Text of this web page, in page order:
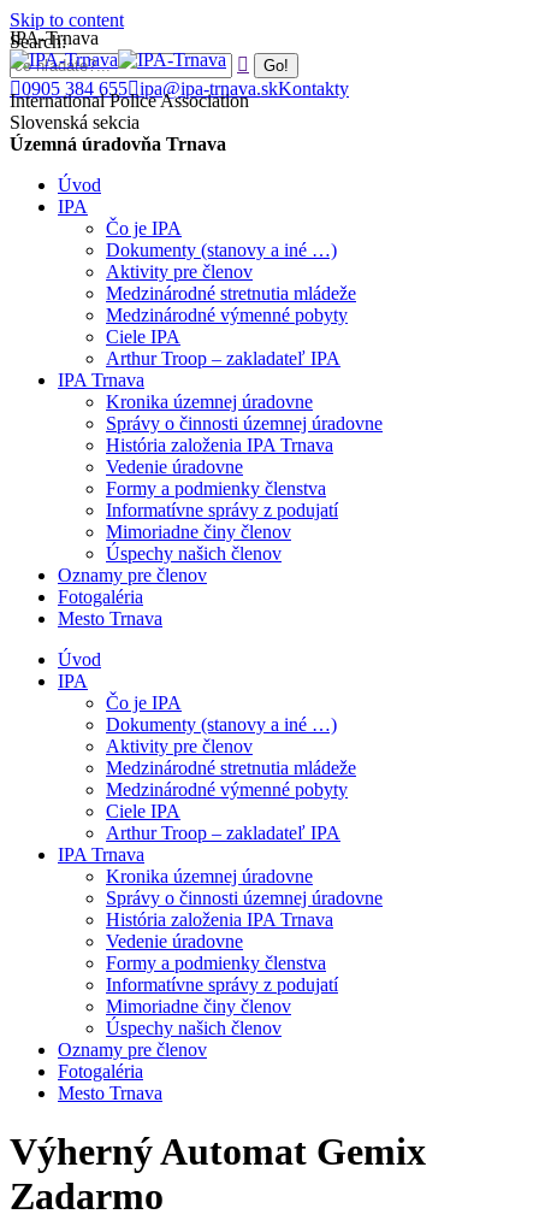
Skip to content
Search:
0905 384 655 ipa@ipa-trnava.skKontakty
IPA-Trnava
International Police Association
Slovenská sekcia
Územná úradovňa Trnava
Úvod
IPA
Čo je IPA
Dokumenty (stanovy a iné …)
Aktivity pre členov
Medzinárodné stretnutia mládeže
Medzinárodné výmenné pobyty
Ciele IPA
Arthur Troop – zakladateľ IPA
IPA Trnava
Kronika územnej úradovne
Správy o činnosti územnej úradovne
História založenia IPA Trnava
Vedenie úradovne
Formy a podmienky členstva
Informatívne správy z podujatí
Mimoriadne činy členov
Úspechy našich členov
Oznamy pre členov
Fotogaléria
Mesto Trnava
Úvod
IPA
Čo je IPA
Dokumenty (stanovy a iné …)
Aktivity pre členov
Medzinárodné stretnutia mládeže
Medzinárodné výmenné pobyty
Ciele IPA
Arthur Troop – zakladateľ IPA
IPA Trnava
Kronika územnej úradovne
Správy o činnosti územnej úradovne
História založenia IPA Trnava
Vedenie úradovne
Formy a podmienky členstva
Informatívne správy z podujatí
Mimoriadne činy členov
Úspechy našich členov
Oznamy pre členov
Fotogaléria
Mesto Trnava
Výherný Automat Gemix
Zadarmo